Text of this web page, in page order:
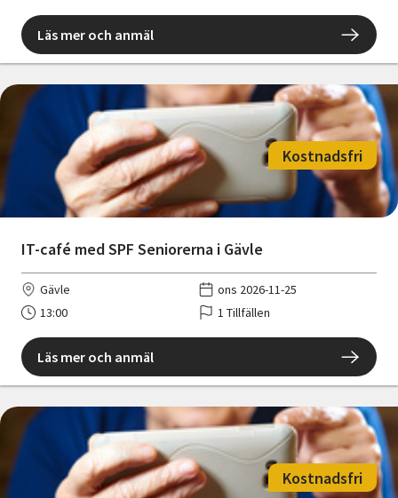
Läs mer och anmäl
IT-café med SPF Seniorerna i Gävle
Kostnadsfri
Gävle
ons 2026-11-25
13:00
1 Tillfällen
Läs mer och anmäl
Kostnadsfri